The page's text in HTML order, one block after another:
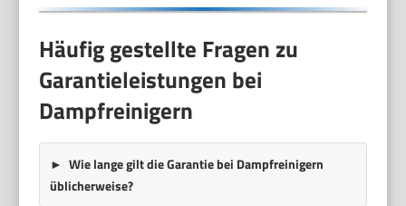
Häufig gestellte Fragen zu
Garantieleistungen bei
Dampfreinigern
Wie lange gilt die Garantie bei Dampfreinigern
üblicherweise?